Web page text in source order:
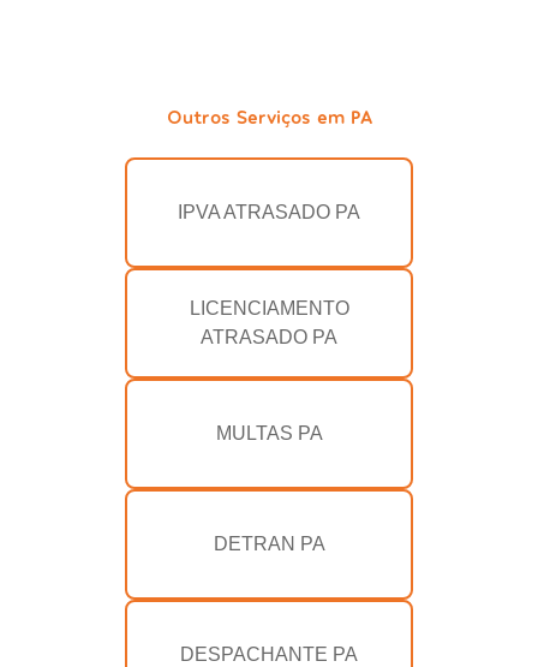
Outros Serviços em PA
IPVA ATRASADO PA
LICENCIAMENTO
ATRASADO PA
MULTAS PA
DETRAN PA
DESPACHANTE PA